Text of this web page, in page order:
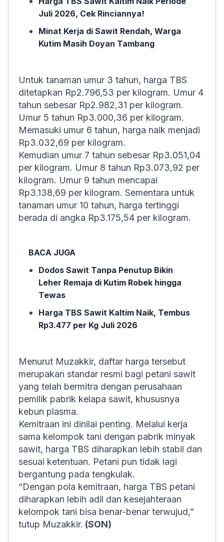
Juli 2026, Cek Rinciannya!
Minat Kerja di Sawit Rendah, Warga
Kutim Masih Doyan Tambang
Untuk tanaman umur 3 tahun, harga TBS
ditetapkan Rp2.796,53 per kilogram. Umur 4
tahun sebesar Rp2.982,31 per kilogram.
Umur 5 tahun Rp3.000,36 per kilogram.
Memasuki umur 6 tahun, harga naik menjadi
Rp3.032,69 per kilogram.
Kemudian umur 7 tahun sebesar Rp3.051,04
per kilogram. Umur 8 tahun Rp3.073,92 per
kilogram. Umur 9 tahun mencapai
Rp3.138,69 per kilogram. Sementara untuk
tanaman umur 10 tahun, harga tertinggi
berada di angka Rp3.175,54 per kilogram.
BACA JUGA
Dodos Sawit Tanpa Penutup Bikin
Leher Remaja di Kutim Robek hingga
Tewas
Harga TBS Sawit Kaltim Naik, Tembus
Rp3.477 per Kg Juli 2026
Menurut Muzakkir, daftar harga tersebut
merupakan standar resmi bagi petani sawit
yang telah bermitra dengan perusahaan
pemilik pabrik kelapa sawit, khususnya
kebun plasma.
Kemitraan ini dinilai penting. Melalui kerja
sama kelompok tani dengan pabrik minyak
sawit, harga TBS diharapkan lebih stabil dan
sesuai ketentuan. Petani pun tidak lagi
bergantung pada tengkulak.
“Dengan pola kemitraan, harga TBS petani
diharapkan lebih adil dan kesejahteraan
kelompok tani bisa benar-benar terwujud,”
tutup Muzakkir. (SON)